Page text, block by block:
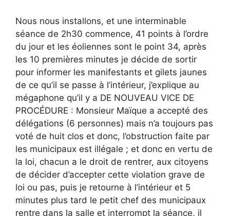
Nous nous installons, et une interminable
séance de 2h30 commence, 41 points à l’ordre
du jour et les éoliennes sont le point 34, après
les 10 premières minutes je décide de sortir
pour informer les manifestants et gilets jaunes
de ce qu’il se passe à l’intérieur, j’explique au
mégaphone qu’il y a DE NOUVEAU VICE DE
PROCÉDURE : Monsieur Maïque a accepté des
délégations (6 personnes) mais n’a toujours pas
voté de huit clos et donc, l’obstruction faite par
les municipaux est illégale ; et donc en vertu de
la loi, chacun a le droit de rentrer, aux citoyens
de décider d’accepter cette violation grave de
loi ou pas, puis je retourne à l’intérieur et 5
minutes plus tard le petit chef des municipaux
rentre dans la salle et interrompt la séance, il